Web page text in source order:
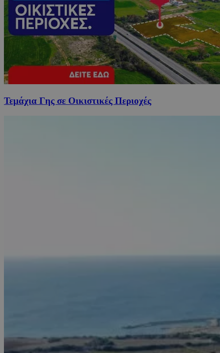
Τεμάχια Γης σε Οικιστικές Περιοχές